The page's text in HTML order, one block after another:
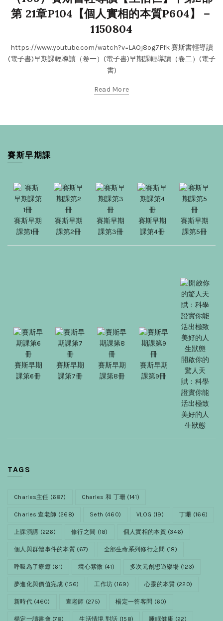
第 21章P104【個人實相的本質P604】－
1150804
https://www.youtube.com/watch?v=LAOj8og7Ffk 賽斯書輕導讀
(電子書)早期課輕導讀（卷一）(電子書)早期課輕導讀（卷二）(電子
書)
Read More
賽斯早期課
賽斯早期
課第1冊
賽斯早期
課第2冊
賽斯早期
課第3冊
賽斯早期
課第4冊
賽斯早期
課第5冊
賽斯早期
課第6冊
賽斯早期
課第7冊
賽斯早期
課第8冊
賽斯早期
課第9冊
開啟你的
驚人天
賦：科學
證實你能
活出極致
美好的人
生狀態
TAGS
Charles主任 (687) Charles 和 丁珊 (141)
Charles 查老師 (268) Seth (460) VLOG (19) 丁珊 (166)
上課演講 (226) 修行之間 (18) 個人實相的本質(346)
個人與群體事件的本質 (67) 全部生命系列修行之間 (18)
呼吸為了療癒 (61) 境心紫微 (41) 多次元創想遊樂場 (123)
夢進化與價值完成 (156) 工作坊 (169) 心靈的本質 (220)
新時代(460) 查老師 (275) 楊定一答客問 (60)
楊定一讀書會 (78) 生活情境 對話 (158) 睡眠健康 (22)